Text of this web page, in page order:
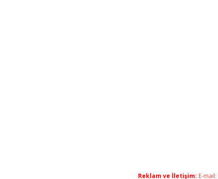
Reklam ve İletişim: E-mail: